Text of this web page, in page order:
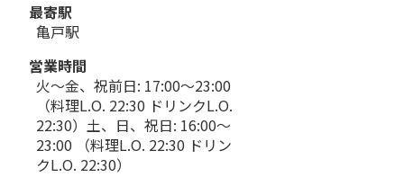
最寄駅
亀戸駅
営業時間
火～金、祝前日: 17:00～23:00
（料理L.O. 22:30 ドリンクL.O.
22:30）土、日、祝日: 16:00～
23:00 （料理L.O. 22:30 ドリン
クL.O. 22:30）